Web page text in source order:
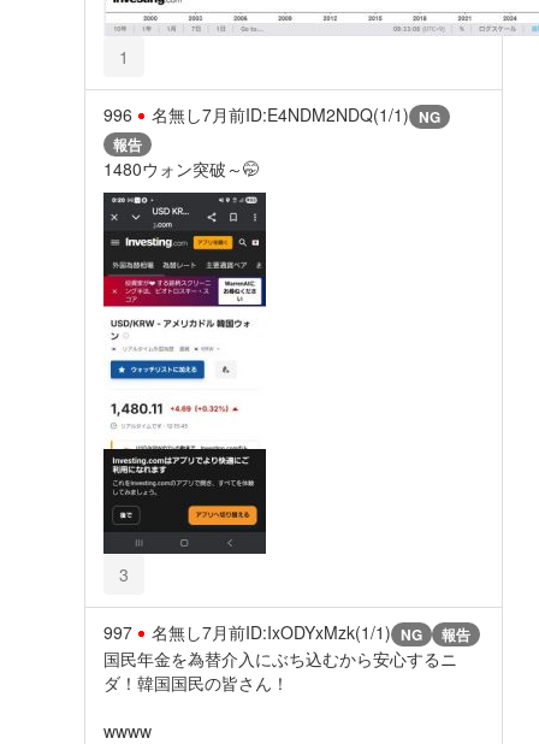
1
996 名無し7月前ID:E4NDM2NDQ(1/1) NG
報告
1480ウォン突破～🤭
3
997 名無し7月前ID:IxODYxMzk(1/1) NG 報告
国民年金を為替介入にぶち込むから安心するニ
ダ！韓国国民の皆さん！
wwww